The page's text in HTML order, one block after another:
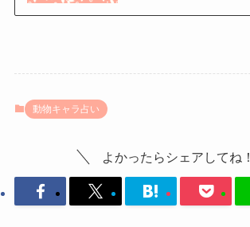
動物キャラ占い
よかったらシェアしてね！